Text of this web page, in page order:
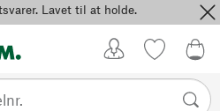
Lavet til at holde.